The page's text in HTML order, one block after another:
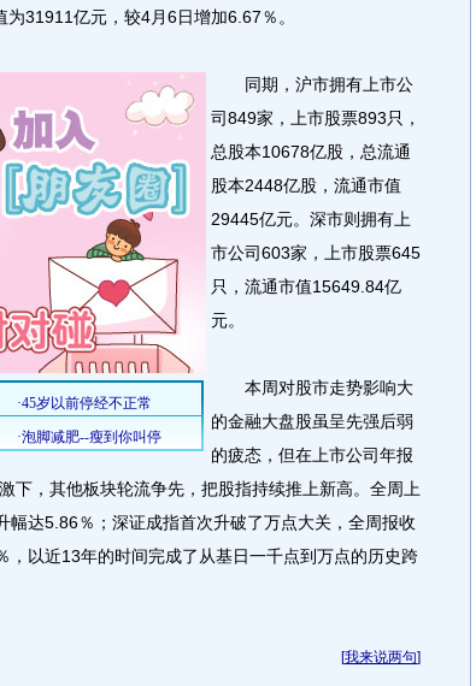
31911亿元，较4月6日增加6.67％。
同期，沪市拥有上市公
司849家，上市股票893只，
总股本10678亿股，总流通
股本2448亿股，流通市值
29445亿元。深市则拥有上
市公司603家，上市股票645
只，流通市值15649.84亿
元。
本周对股市走势影响大
的金融大盘股虽呈先强后弱
的疲态，但在上市公司年报
下，其他板块轮流争先，把股指持续推上新高。全周上
幅达5.86％；深证成指首次升破了万点大关，全周报收
，以近13年的时间完成了从基日一千点到万点的历史跨
[我来说两句]